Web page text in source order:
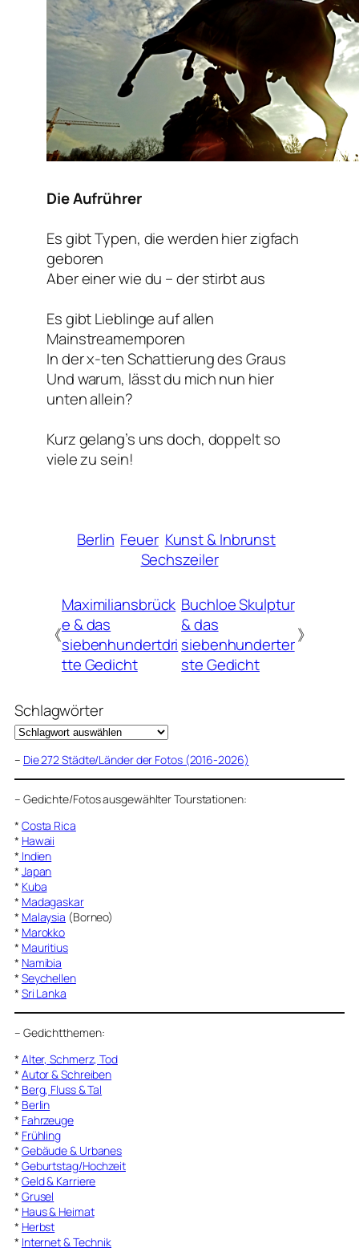
Die Aufrührer
Es gibt Typen, die werden hier zigfach
geboren
Aber einer wie du – der stirbt aus
Es gibt Lieblinge auf allen
Mainstreamemporen
In der x-ten Schattierung des Graus
Und warum, lässt du mich nun hier
unten allein?
Kurz gelang’s uns doch, doppelt so
viele zu sein!
Berlin Feuer Kunst & Inbrunst
Sechszeiler
《
Maximiliansbrück
e & das
siebenhundertdri
tte Gedicht
Buchloe Skulptur
& das
siebenhunderter
ste Gedicht
》
Schlagwörter
– Die 272 Städte/Länder der Fotos (2016-2026)
– Gedichte/Fotos ausgewählter Tourstationen:
* Costa Rica
* Hawaii
* Indien
* Japan
* Kuba
* Madagaskar
* Malaysia (Borneo)
* Marokko
* Mauritius
* Namibia
* Seychellen
* Sri Lanka
– Gedichtthemen:
* Alter, Schmerz, Tod
* Autor & Schreiben
* Berg, Fluss & Tal
* Berlin
* Fahrzeuge
* Frühling
* Gebäude & Urbanes
* Geburtstag/Hochzeit
* Geld & Karriere
* Grusel
* Haus & Heimat
* Herbst
* Internet & Technik